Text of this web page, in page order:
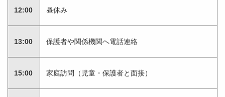
12:00 昼休み
13:00 保護者や関係機関へ電話連絡
15:00 家庭訪問（児童・保護者と面接）